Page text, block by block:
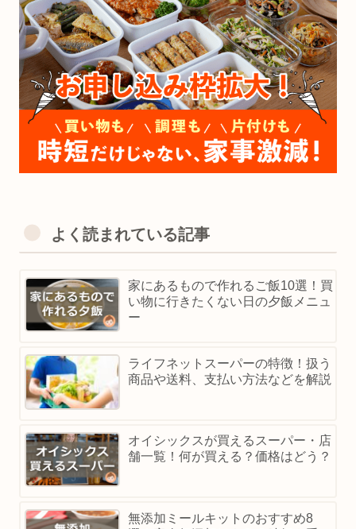
よく読まれている記事
家にあるもので作れるご飯10選！買
い物に行きたくない日の夕飯メニュ
ー
ライフネットスーパーの特徴！扱う
商品や送料、支払い方法などを解説
オイシックスが買えるスーパー・店
舗一覧！何が買える？価格はどう？
無添加ミールキットのおすすめ8